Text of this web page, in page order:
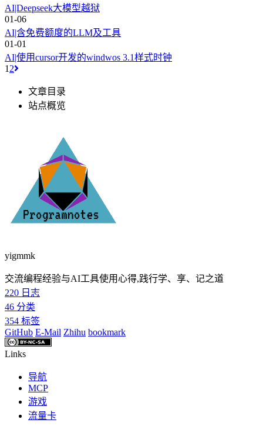
AI|Deepseek大模型越狱
01-06
AI|含免费额度的LLM及工具
01-01
AI|使用cursor开发的windwos 3.1样式时钟
1 2
文章目录
站点概览
yigmmk
交流编程经验与AI工具使用心得,践行学、享、记之道
220 日志
46 分类
354 标签
GitHub E-Mail Zhihu bookmark
Links
导航
MCP
游戏
流量卡